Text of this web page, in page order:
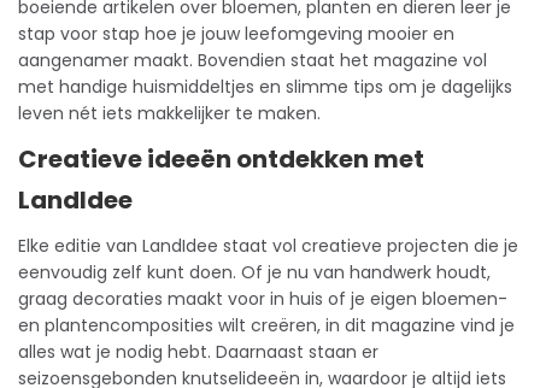
boeiende artikelen over bloemen, planten en dieren leer je
stap voor stap hoe je jouw leefomgeving mooier en
aangenamer maakt. Bovendien staat het magazine vol
met handige huismiddeltjes en slimme tips om je dagelijks
leven nét iets makkelijker te maken.
Creatieve ideeën ontdekken met
LandIdee
Elke editie van LandIdee staat vol creatieve projecten die je
eenvoudig zelf kunt doen. Of je nu van handwerk houdt,
graag decoraties maakt voor in huis of je eigen bloemen-
en plantencomposities wilt creëren, in dit magazine vind je
alles wat je nodig hebt. Daarnaast staan er
seizoensgebonden knutselideeën in, waardoor je altijd iets